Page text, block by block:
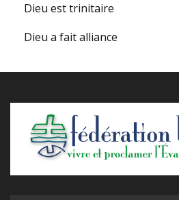
Dieu est trinitaire
Dieu a fait alliance